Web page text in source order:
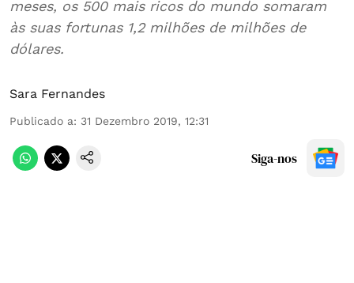
meses, os 500 mais ricos do mundo somaram
às suas fortunas 1,2 milhões de milhões de
dólares.
Sara Fernandes
Publicado a: 31 Dezembro 2019, 12:31
Siga-nos